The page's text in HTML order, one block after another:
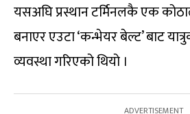
यसअघि प्रस्थान टर्मिनलकै एक
बनाएर एउटा ‘कन्भेयर बेल्ट’ बाट
व्यवस्था गरिएको थियो ।